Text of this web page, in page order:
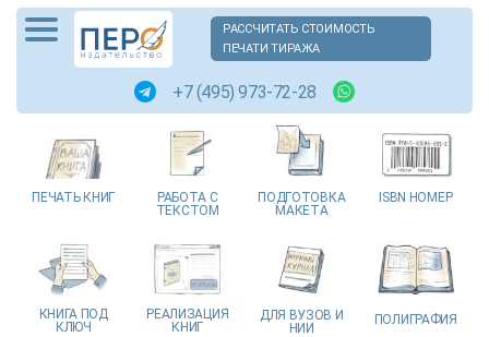
РАССЧИТАТЬ СТОИМОСТЬ
ПЕЧАТИ ТИРАЖА
+7 (495) 973-72-28
ПЕЧАТЬ КНИГ РАБОТА С
ТЕКСТОМ
ПОДГОТОВКА
МАКЕТА
ISBN НОМЕР
КНИГА ПОД
КЛЮЧ
РЕАЛИЗАЦИЯ
КНИГ
ДЛЯ ВУЗОВ И
НИИ
ПОЛИГРАФИЯ